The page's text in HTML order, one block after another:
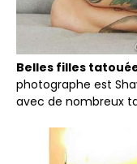
Belles filles
photographe est
avec de nombreux